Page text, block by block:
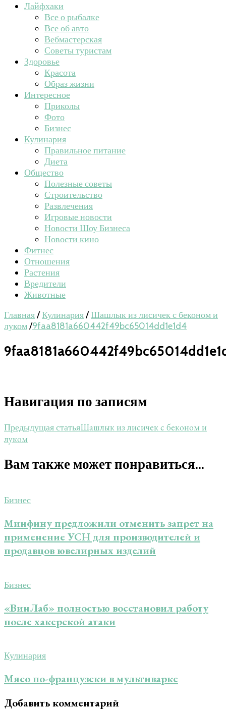
Лайфхаки
Все о рыбалке
Все об авто
Вебмастерская
Советы туристам
Здоровье
Красота
Образ жизни
Интересное
Приколы
Фото
Бизнес
Кулинария
Правильное питание
Диета
Общество
Полезные советы
Строительство
Развлечения
Игровые новости
Новости Шоу Бизнеса
Новости кино
Фитнес
Отношения
Растения
Вредители
Животные
Главная/Кулинария/Шашлык из лисичек с беконом и
луком/9faa8181a660442f49bc65014dd1e1d4
Навигация по записям
Предыдущая статьяШашлык из лисичек с беконом и
луком
Вам также может понравиться...
Бизнес
Минфину предложили отменить запрет на
применение УСН для производителей и
продавцов ювелирных изделий
Бизнес
«ВинЛаб» полностью восстановил работу
после хакерской атаки
Кулинария
Мясо по-французски в мультиварке
Добавить комментарий